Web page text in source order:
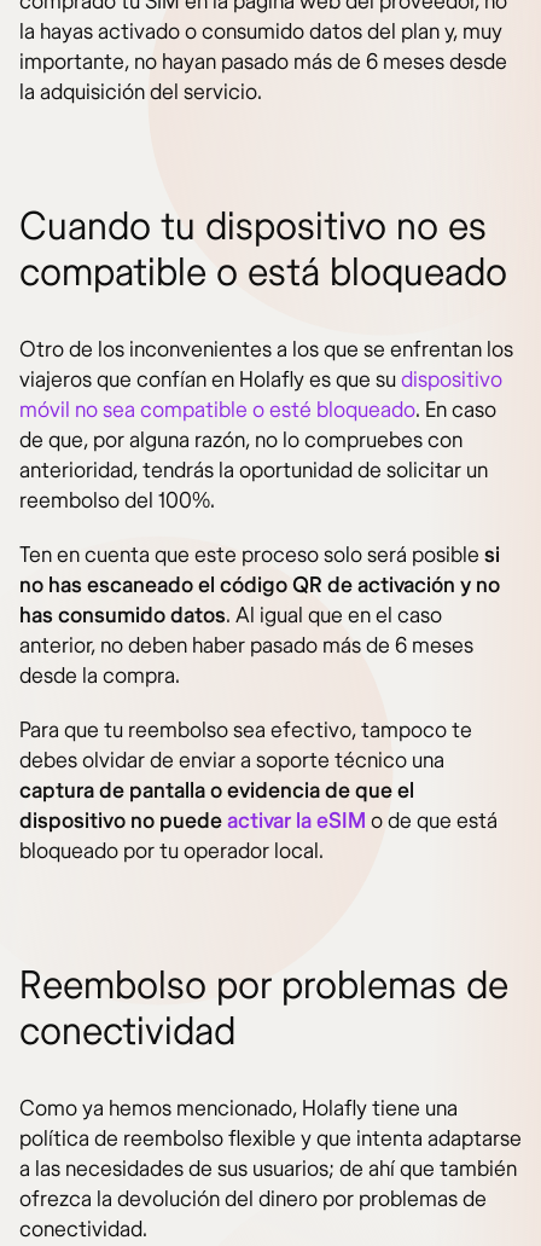
la hayas activado o consumido datos del plan y, muy
importante, no hayan pasado más de 6 meses desde
la adquisición del servicio.
Cuando tu dispositivo no es
compatible o está bloqueado
Otro de los inconvenientes a los que se enfrentan los
viajeros que confían en Holafly es que sudispositivo
móvil no sea compatible o esté bloqueado. En caso
de que, por alguna razón, no lo compruebes con
anterioridad, tendrás la oportunidad de solicitar un
reembolso del 100%.
Ten en cuenta que este proceso solo será posible si
no has escaneado el código QR de activación y no
has consumido datos. Al igual que en el caso
anterior, no deben haber pasado más de 6 meses
desde la compra.
Para que tu reembolso sea efectivo, tampoco te
debes olvidar de enviar a soporte técnico una
captura de pantalla o evidencia de que el
dispositivo no puedeactivar la eSIM o de que está
bloqueado por tu operador local.
Reembolso por problemas de
conectividad
Como ya hemos mencionado, Holafly tiene una
política de reembolso flexible y que intenta adaptarse
a las necesidades de sus usuarios; de ahí que también
ofrezca la devolución del dinero por problemas de
conectividad.